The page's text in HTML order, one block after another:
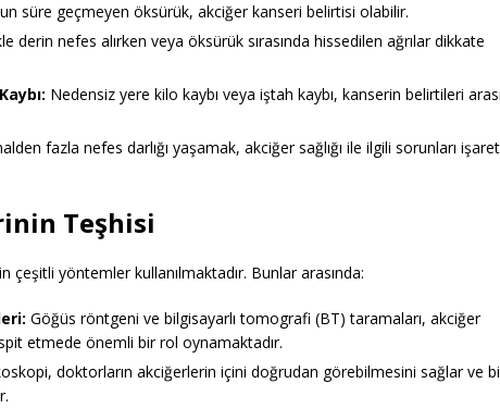
süre geçmeyen öksürük, akciğer kanseri belirtisi olabilir.
derin nefes alırken veya öksürük sırasında hissedilen ağrılar dikkate
Nedensiz yere kilo kaybı veya iştah kaybı, kanserin belirtileri
fazla nefes darlığı yaşamak, akciğer sağlığı ile ilgili sorunları işaret
Teşhisi
çeşitli yöntemler kullanılmaktadır. Bunlar arasında:
Göğüs röntgeni ve bilgisayarlı tomografi (BT) taramaları, akciğer
etmede önemli bir rol oynamaktadır.
doktorların akciğerlerin içini doğrudan görebilmesini sağlar ve